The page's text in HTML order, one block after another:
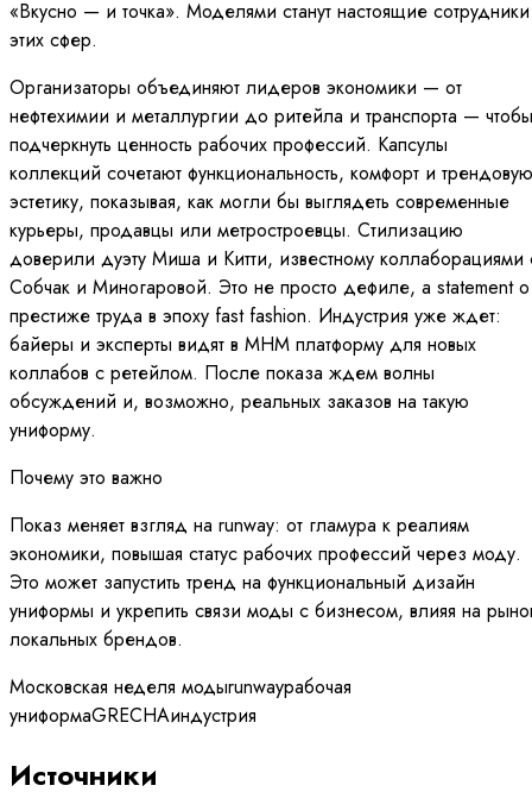
«Вкусно — и точка». Моделями станут настоящие сотрудники
этих сфер.
Организаторы объединяют лидеров экономики — от
нефтехимии и металлургии до ритейла и транспорта — чтобы
подчеркнуть ценность рабочих профессий. Капсулы
коллекций сочетают функциональность, комфорт и трендовую
эстетику, показывая, как могли бы выглядеть современные
курьеры, продавцы или метростроевцы. Стилизацию
доверили дуэту Миша и Китти, известному коллаборациями
Собчак и Миногаровой. Это не просто дефиле, а statement о
престиже труда в эпоху fast fashion. Индустрия уже ждет:
байеры и эксперты видят в МНМ платформу для новых
коллабов с ретейлом. После показа ждем волны
обсуждений и, возможно, реальных заказов на такую
униформу.
Почему это важно
Показ меняет взгляд на runway: от гламура к реалиям
экономики, повышая статус рабочих профессий через моду.
Это может запустить тренд на функциональный дизайн
униформы и укрепить связи моды с бизнесом, влияя на
локальных брендов.
Московская неделя модыrunwayрабочая
униформаGRECHAиндустрия
Источники